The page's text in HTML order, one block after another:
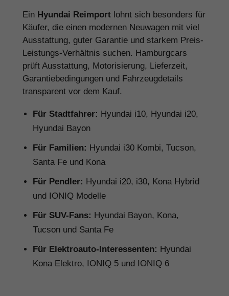
Ein Hyundai Reimport lohnt sich besonders für
Käufer, die einen modernen Neuwagen mit viel
Ausstattung, guter Garantie und starkem Preis-
Leistungs-Verhältnis suchen. Hamburgcars
prüft Ausstattung, Motorisierung, Lieferzeit,
Garantiebedingungen und Fahrzeugdetails
transparent vor dem Kauf.
Für Stadtfahrer: Hyundai i10, Hyundai i20,
Hyundai Bayon
Für Familien: Hyundai i30 Kombi, Tucson,
Santa Fe und Kona
Für Pendler: Hyundai i20, i30, Kona Hybrid
und IONIQ Modelle
Für SUV-Fans: Hyundai Bayon, Kona,
Tucson und Santa Fe
Für Elektroauto-Interessenten: Hyundai
Kona Elektro, IONIQ 5 und IONIQ 6